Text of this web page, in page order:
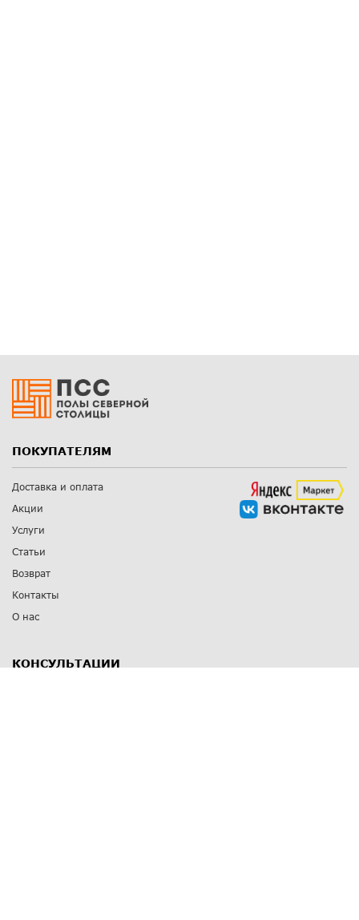
ПОКУПАТЕЛЯМ
Доставка и оплата
Акции
Услуги
Статьи
Возврат
Контакты
О нас
КОНСУЛЬТАЦИИ